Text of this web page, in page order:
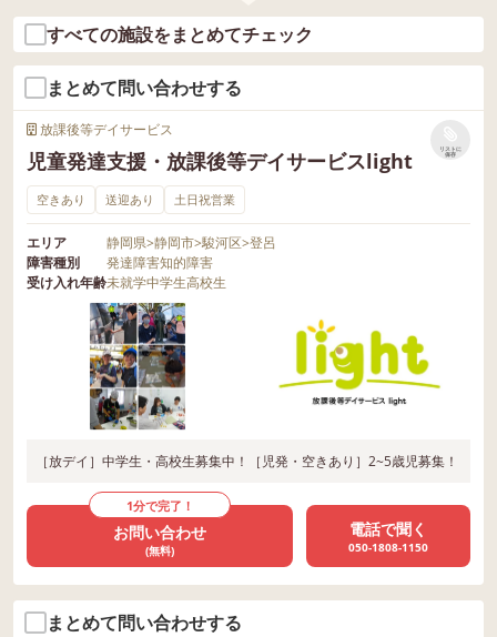
ちに待った夏祭り。 見学・体験お待ちし
ております。
遊びで涼を取ることがとても気持ちの良
い１日となりました。 プチふぁみLINKで
は、新しいお友達が来ることを楽しみに
しています。 お問い合わせお待ちしてい
ます。
ております。
よ。」となると とたんにクターっとなる
皆。切り替えがきちんとできていること
にスタッフ皆で嬉しくなった一幕でし
た。 頑張った後は、スタッフ含め「こお
りおに」をしてめいいっぱい体を動かし
ました！ プチふぁみＬＩＮＫでは、新し
いお友達をお待ちしています。 お問い合
わせもお気軽にご連絡ください。
すべての施設をまとめてチェック
まとめて問い合わせする
放課後等デイサービス
児童発達支援・放課後等デイサービスlight
リストに
保存
空きあり 送迎あり 土日祝営業
エリア 静岡県>静岡市>駿河区>登呂
障害種別
発達障害知的障害
受け入れ年齢未就学中学生高校生
［放デイ］中学生・高校生募集中！［児発・空きあり］2~5歳児募集！
1分で完了！
お問い合わせ
(無料)
電話で聞く
050-1808-1150
まとめて問い合わせする